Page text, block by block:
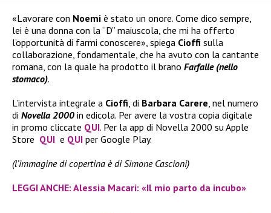
«Lavorare con Noemi è stato un onore. Come dico sempre,
lei è una donna con la “D” maiuscola, che mi ha offerto
l’opportunità di farmi conoscere», spiega Cioffi sulla
collaborazione, fondamentale, che ha avuto con la cantante
romana, con la quale ha prodotto il brano Farfalle (nello
stomaco).
L’intervista integrale a Cioffi, di Barbara Carere, nel numero
di Novella 2000 in edicola. Per avere la vostra copia digitale
in promo cliccate QUI. Per la app di Novella 2000 su Apple
Store QUI e QUI per Google Play.
(l’immagine di copertina è di Simone Cascioni)
LEGGI ANCHE: Alessia Macari: «Il mio parto da incubo»